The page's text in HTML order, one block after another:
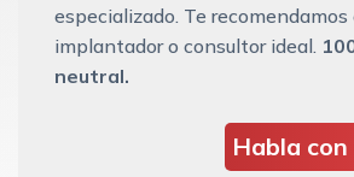
especializado. Te
implantador o consultor ideal.
neutral.
Habla